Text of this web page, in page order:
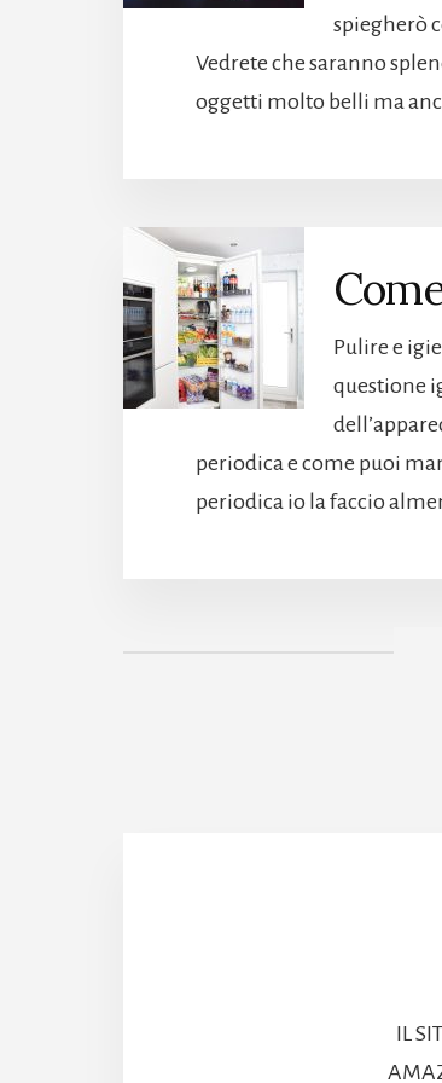
spiegherò
Vedrete che saranno
oggetti molto belli ma
Pulire e
questione
periodica e come puoi
periodica io la faccio
IL